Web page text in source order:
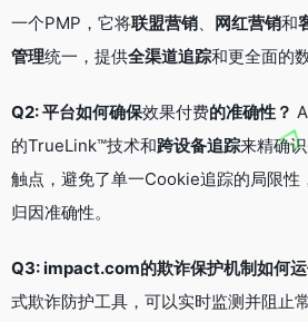
一个PMP，它将联盟营销 网红营销和
管理统一，提供全渠道追踪和更全面的
Q2: 平台如何确保效果付费的准确性？
的TrueLink™技术和跨设备追踪来精确
触点，避免了单一Cookie追踪的局限性
归因准确性。
Q3: impact.com的欺诈保护机制如何运
式欺诈防护工具，可以实时监测并阻止